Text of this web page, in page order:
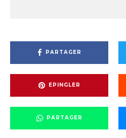
PARTAGER
EPINGLER
PARTAGER